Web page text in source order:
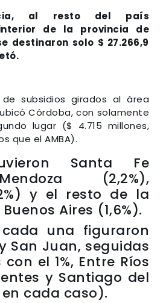
al resto del país
de la provincia de
destinaron solo $ 27.266,9
de subsidios girados al área
Córdoba, con solamente
lugar ($ 4.715 millones,
que el AMBA).
Santa Fe
(2,2%),
y el resto de la
Aires (1,6%).
cada una figuraron
San Juan, seguidas
el 1%, Entre Ríos
y Santiago del
en cada caso).